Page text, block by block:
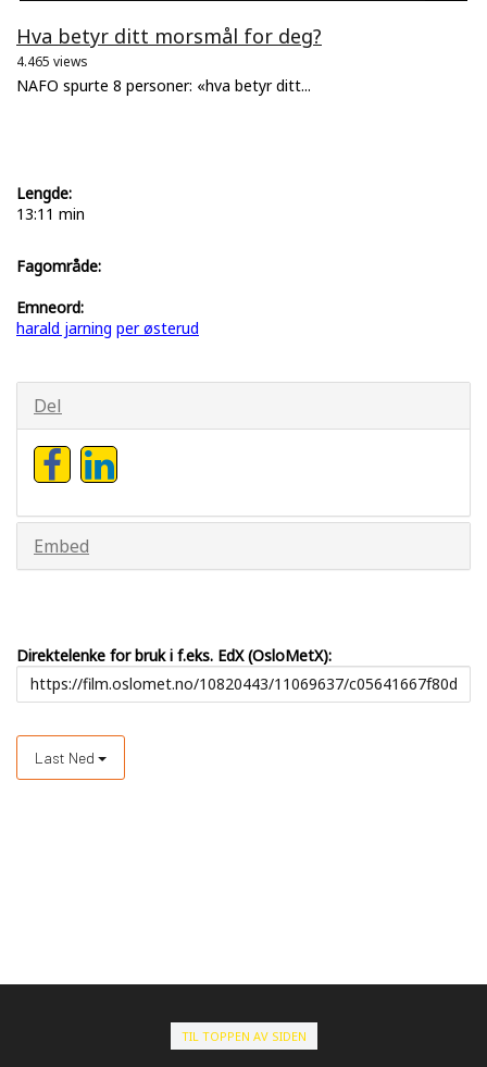
Hva betyr ditt morsmål for deg?
4.465 views
NAFO spurte 8 personer: «hva betyr ditt...
Lengde:
13:11 min
Fagområde:
Emneord:
harald jarning per østerud
Del
Embed
Direktelenke for bruk i f.eks. EdX (OsloMetX):
Last Ned
TIL TOPPEN AV SIDEN